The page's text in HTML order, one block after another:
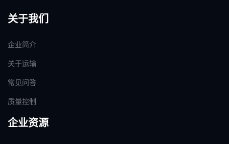
关于我们
企业简介
关于运输
常见问答
质量控制
企业资源